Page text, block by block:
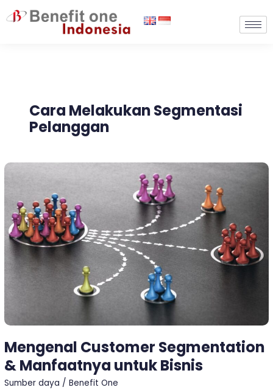
Lewati
ke
Cara Melakukan Segmentasi
Pelanggan
Mengenal Customer Segmentation
& Manfaatnya untuk Bisnis
Sumber daya /Benefit One
Mengenal
Segmentation
Manfaatnya
untuk
Bisnis